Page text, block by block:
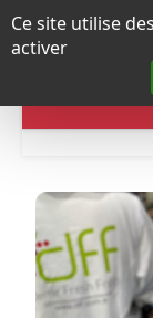
Panneau de
Ce site utilise
activer